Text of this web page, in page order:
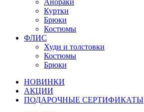
Анораки
Куртки
Брюки
Костюмы
ФЛИС
Худи и толстовки
Костюмы
Брюки
НОВИНКИ
АКЦИИ
ПОДАРОЧНЫЕ СЕРТИФИКАТЫ